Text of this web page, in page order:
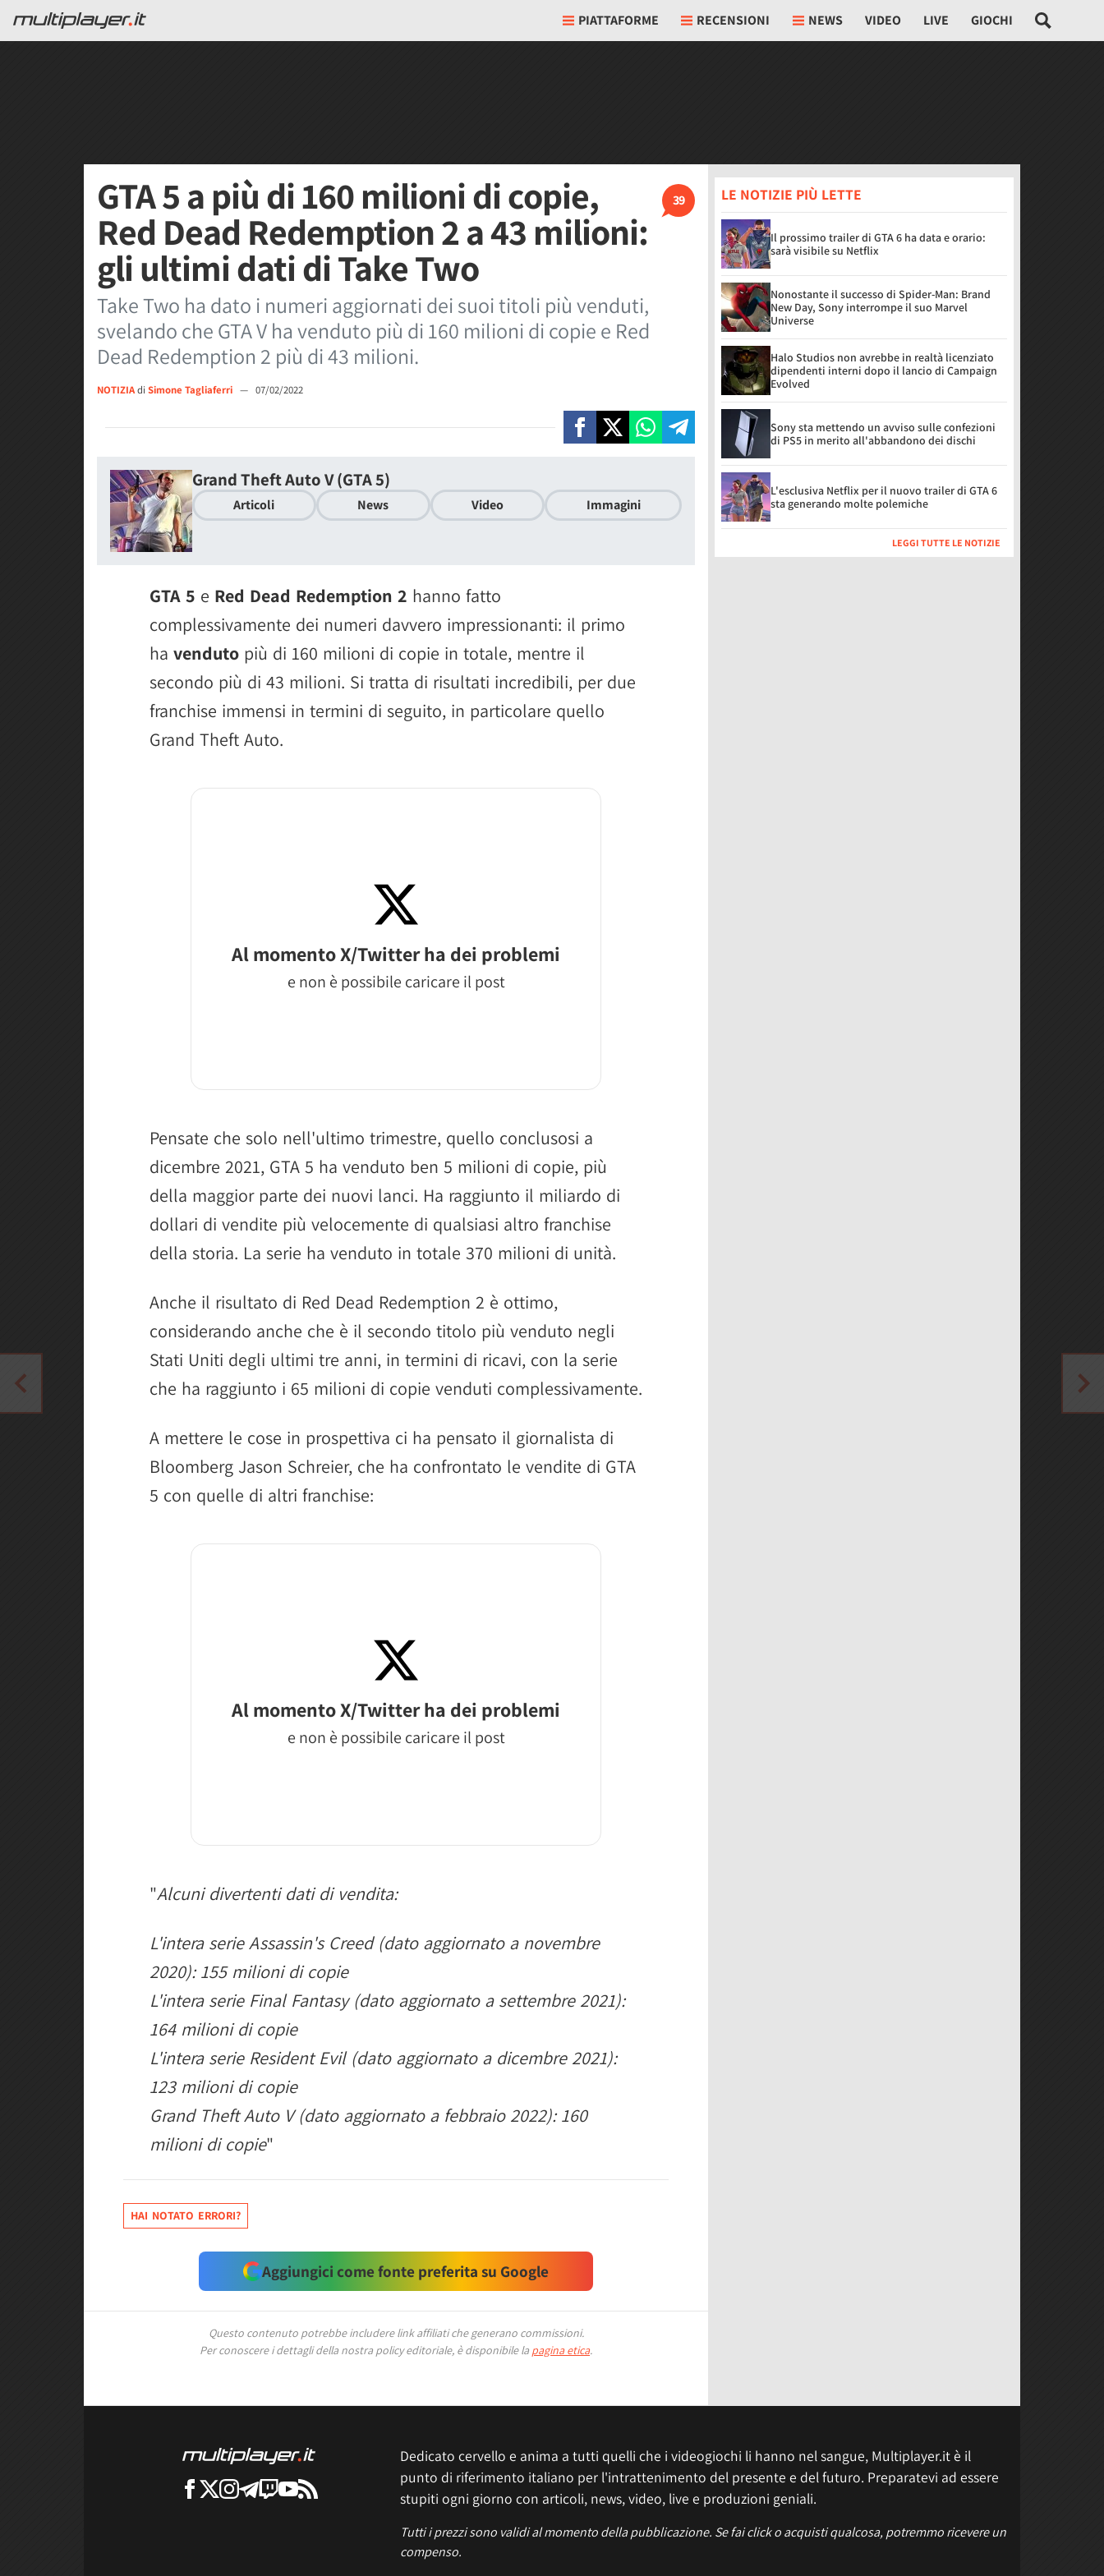
PIATTAFORME RECENSIONI NEWS VIDEO LIVE GIOCHI
39
GTA 5 a più di 160 milioni di copie,
Red Dead Redemption 2 a 43 milioni:
gli ultimi dati di Take Two
Take Two ha dato i numeri aggiornati dei suoi titoli più venduti,
svelando che GTA V ha venduto più di 160 milioni di copie e Red
Dead Redemption 2 più di 43 milioni.
NOTIZIAdi Simone Tagliaferri — 07/02/2022
Grand Theft Auto V (GTA 5)
Articoli News Video Immagini
GTA 5 e Red Dead Redemption 2 hanno fatto
complessivamente dei numeri davvero impressionanti: il primo
ha venduto più di 160 milioni di copie in totale, mentre il
secondo più di 43 milioni. Si tratta di risultati incredibili, per due
franchise immensi in termini di seguito, in particolare quello
Grand Theft Auto.
Al momento X/Twitter ha dei problemi
e non è possibile caricare il post
Pensate che solo nell'ultimo trimestre, quello conclusosi a
dicembre 2021, GTA 5 ha venduto ben 5 milioni di copie, più
della maggior parte dei nuovi lanci. Ha raggiunto il miliardo di
dollari di vendite più velocemente di qualsiasi altro franchise
della storia. La serie ha venduto in totale 370 milioni di unità.
Anche il risultato di Red Dead Redemption 2 è ottimo,
considerando anche che è il secondo titolo più venduto negli
Stati Uniti degli ultimi tre anni, in termini di ricavi, con la serie
che ha raggiunto i 65 milioni di copie venduti complessivamente.
A mettere le cose in prospettiva ci ha pensato il giornalista di
Bloomberg Jason Schreier, che ha confrontato le vendite di GTA
5 con quelle di altri franchise:
Al momento X/Twitter ha dei problemi
e non è possibile caricare il post
"Alcuni divertenti dati di vendita:
L'intera serie Assassin's Creed (dato aggiornato a novembre
2020): 155 milioni di copie
L'intera serie Final Fantasy (dato aggiornato a settembre 2021):
164 milioni di copie
L'intera serie Resident Evil (dato aggiornato a dicembre 2021):
123 milioni di copie
Grand Theft Auto V (dato aggiornato a febbraio 2022): 160
milioni di copie"
HAI NOTATO ERRORI?
Aggiungici come fonte preferita su Google
Questo contenuto potrebbe includere link affiliati che generano commissioni.
Per conoscere i dettagli della nostra policy editoriale, è disponibile la pagina etica.
LE NOTIZIE PIÙ LETTE
Il prossimo trailer di GTA 6 ha data e orario:
sarà visibile su Netflix
Nonostante il successo di Spider-Man: Brand
New Day, Sony interrompe il suo Marvel
Universe
Halo Studios non avrebbe in realtà licenziato
dipendenti interni dopo il lancio di Campaign
Evolved
Sony sta mettendo un avviso sulle confezioni
di PS5 in merito all'abbandono dei dischi
L'esclusiva Netflix per il nuovo trailer di GTA 6
sta generando molte polemiche
LEGGI TUTTE LE NOTIZIE
Dedicato cervello e anima a tutti quelli che i videogiochi li hanno nel sangue, Multiplayer.it è il
punto di riferimento italiano per l'intrattenimento del presente e del futuro. Preparatevi ad essere
stupiti ogni giorno con articoli, news, video, live e produzioni geniali.
Tutti i prezzi sono validi al momento della pubblicazione. Se fai click o acquisti qualcosa, potremmo ricevere un
compenso.